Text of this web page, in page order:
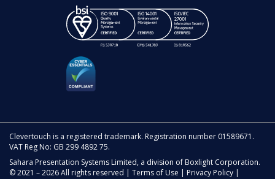
Clevertouch is a registered trademark. Registration number 01589671.
VAT Reg No: GB 299 4892 75.
Sahara Presentation Systems Limited, a division of Boxlight Corporation.
© 2021 – 2026 All rights reserved | Terms of Use Privacy Policy